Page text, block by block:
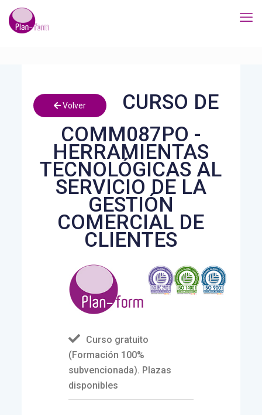
Volver
CURSO DE
COMM087PO -
HERRAMIENTAS
TECNOLÓGICAS AL
SERVICIO DE LA
GESTIÓN
COMERCIAL DE
CLIENTES
Curso gratuito
(Formación 100%
subvencionada). Plazas
disponibles